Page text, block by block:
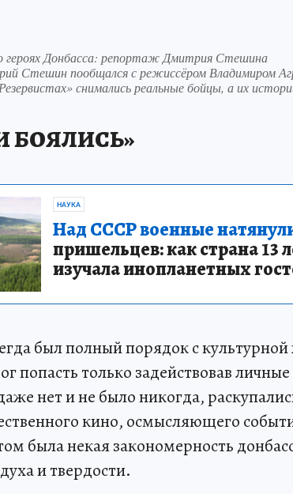
героях Донбасса: репортаж Дмитрия Стешина
Стешин пообщался с режиссёром Владимиром
снимались реальные бойцы, а их
БОЯЛИСЬ»
НАУКА
Над СССР военные
пришельцев: как страна 13
изучала инопланетных
был полный порядок с
попасть только задействовав личные
нет и не было никогда,
кино, осмысляющего
была некая закономерность
и твердости.